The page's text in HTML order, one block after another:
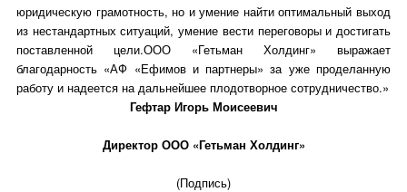
юридическую грамотность, но и умение найти оптимальный выход
из нестандартных ситуаций, умение вести переговоры и достигать
поставленной цели.ООО «Гетьман Холдинг» выражает
благодарность «АФ «Ефимов и партнеры» за уже проделанную
работу и надеется на дальнейшее плодотворное сотрудничество.»
Гефтар Игорь Моисеевич
Директор ООО «Гетьман Холдинг»
(Подпись)